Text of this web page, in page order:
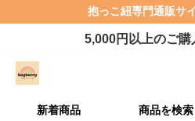
抱っこ紐専門通販サ
5,000円以上のご
新着商品 商品を検索